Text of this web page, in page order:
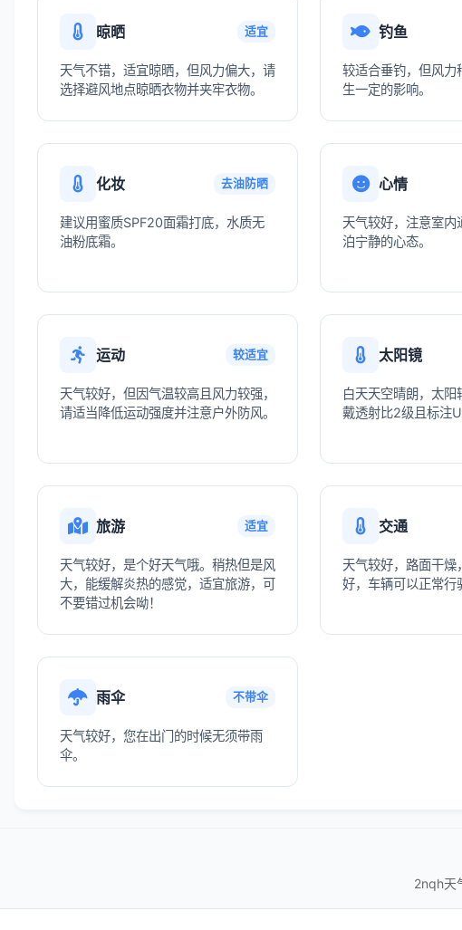
晾晒 适宜
天气不错，适宜晾晒，但风力偏大，请
选择避风地点晾晒衣物并夹牢衣物。
钓鱼
较适合垂钓，但风力
生一定的影响。
化妆 去油防晒
建议用蜜质SPF20面霜打底，水质无
油粉底霜。
心情
天气较好，注意室内
泊宁静的心态。
运动 较适宜
天气较好，但因气温较高且风力较强，
请适当降低运动强度并注意户外防风。
太阳镜
白天天空晴朗，太
戴透射比2级且标注
旅游 适宜
天气较好，是个好天气哦。稍热但是风
大，能缓解炎热的感觉，适宜旅游，可
不要错过机会呦！
交通
天气较好，路面干燥
好，车辆可以正常行
雨伞 不带伞
天气较好，您在出门的时候无须带雨
伞。
2nqh天